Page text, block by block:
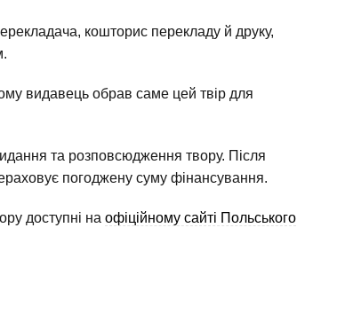
кошторис перекладу й друку,
видавець обрав саме цей твір для
та розповсюдження твору. Після
погоджену суму фінансування.
доступні на офіційному сайті Польського